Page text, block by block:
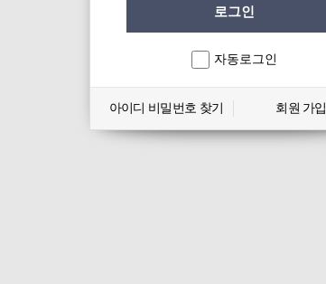
자동로그인
아이디 비밀번호 찾기 회원 가입